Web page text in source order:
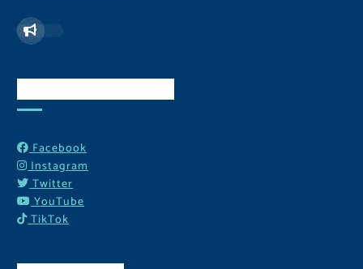
Facebook
Instagram
Twitter
YouTube
TikTok